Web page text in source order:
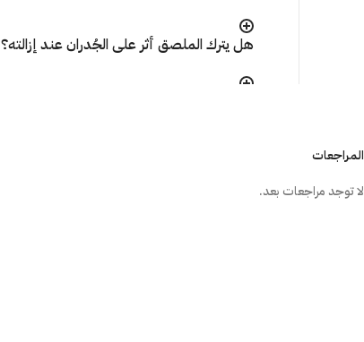
هل يترك الملصق أثر على الجُدران عند إزالته؟
المراجعات
لا توجد مراجعات بعد.